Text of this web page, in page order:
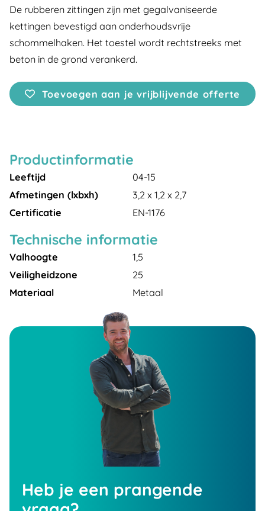
De rubberen zittingen zijn met gegalvaniseerde
kettingen bevestigd aan onderhoudsvrije
schommelhaken. Het toestel wordt rechtstreeks met
beton in de grond verankerd.
Toevoegen aan je vrijblijvende offerte
Productinformatie
Leeftijd
04-15
Afmetingen (lxbxh)
3,2 x 1,2 x 2,7
Certificatie
EN-1176
Technische informatie
Valhoogte
1,5
Veiligheidzone
25
Materiaal
Metaal
Heb je een prangende